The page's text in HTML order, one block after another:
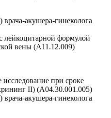
акушера-гинеколога
формулой
вены (A11.12.009)
исследование при сроке
II) (А04.30.001.005)
акушера-гинеколога